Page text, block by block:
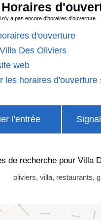
Horaires
n'y a pas encore d'horaires d'ouverture.
d'ouverture
Villa Des Oliviers
web
les horaires d'ouverture
l’entrée
de recherche pour Villa
oliviers, villa, restaurants,